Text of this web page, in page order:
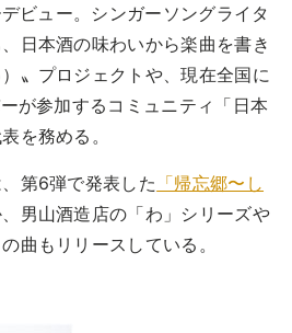
ビュー。シンガーソングライタ
日本酒の味わいから楽曲を書き
〟プロジェクトや、現在全国に
が参加するコミュニティ「日本
を務める。
第6弾で発表した 「帰忘郷〜し
男山酒造店の「わ」シリーズや
曲もリリースしている。